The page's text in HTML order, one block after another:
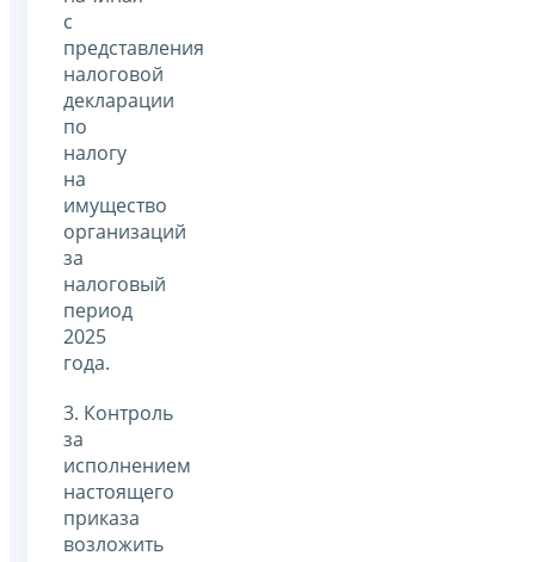
с
представления
налоговой
декларации
по
налогу
на
имущество
организаций
за
налоговый
период
2025
года.
3. Контроль
за
исполнением
настоящего
приказа
возложить